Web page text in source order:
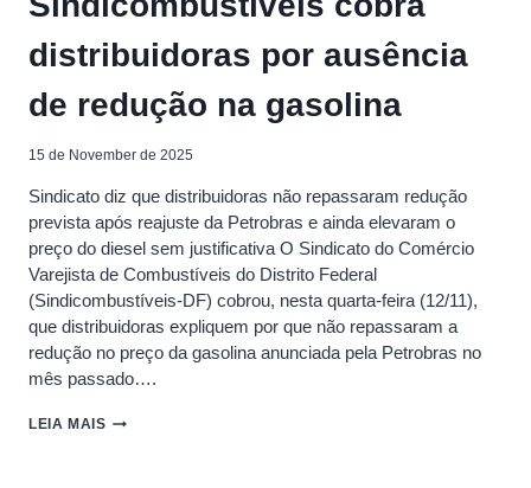
DE
DE
DIESEL
EM
OUTUBRO,
SE
O
MAIOR
FORNECEDOR
distribuidoras por ausência
de redução na gasolina
15 de November de 2025
Sindicato diz que distribuidoras não repassaram redução
prevista após reajuste da Petrobras e ainda elevaram o
preço do diesel sem justificativa O Sindicato do Comércio
Varejista de Combustíveis do Distrito Federal
(Sindicombustíveis-DF) cobrou, nesta quarta-feira (12/11),
que distribuidoras expliquem por que não repassaram a
redução no preço da gasolina anunciada pela Petrobras no
mês passado….
LEIA MAIS SINDICOMBUSTÍVEIS